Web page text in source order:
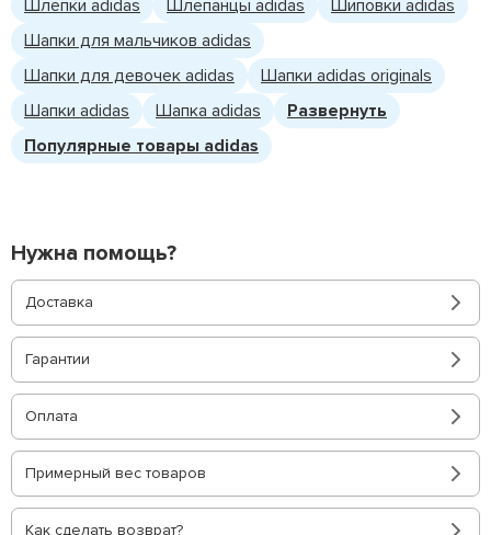
Шлепки adidas
Шлепанцы adidas
Шиповки adidas
Шапки для мальчиков adidas
Шапки для девочек adidas
Шапки adidas originals
Шапки adidas
Шапка adidas
Развернуть
Популярные товары adidas
Нужна помощь?
Доставка
Гарантии
Оплата
Примерный вес товаров
Как сделать возврат?